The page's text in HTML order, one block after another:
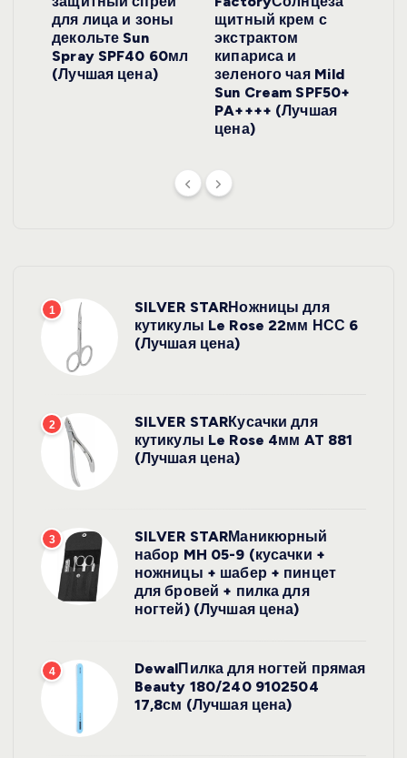
для лица и зоны
декольте Sun
Spray SPF40 60мл
(Лучшая цена)
щитный крем с
экстрактом
кипариса и
зеленого чая Mild
Sun Cream SPF50+
PA++++ (Лучшая
цена)
1
SILVER STARНожницы для
кутикулы Le Rose 22мм НСС 6
(Лучшая цена)
2
SILVER STARКусачки для
кутикулы Le Rose 4мм AT 881
(Лучшая цена)
3
SILVER STARМаникюрный
набор MH 05-9 (кусачки +
ножницы + шабер + пинцет
для бровей + пилка для
ногтей) (Лучшая цена)
4
DewalПилка для ногтей прямая
Beauty 180/240 9102504
17,8см (Лучшая цена)